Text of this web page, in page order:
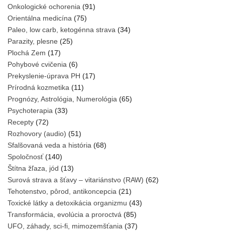
Onkologické ochorenia (91)
Orientálna medicína (75)
Paleo, low carb, ketogénna strava (34)
Parazity, plesne (25)
Plochá Zem (17)
Pohybové cvičenia (6)
Prekyslenie-úprava PH (17)
Prírodná kozmetika (11)
Prognózy, Astrológia, Numerológia (65)
Psychoterapia (33)
Recepty (72)
Rozhovory (audio) (51)
Sfalšovaná veda a história (68)
Spoločnosť(140)
Štítna žľaza, jód (13)
Surová strava a šťavy – vitariánstvo (RAW) (62)
Tehotenstvo, pôrod, antikoncepcia (21)
Toxické látky a detoxikácia organizmu (43)
Transformácia, evolúcia a proroctvá (85)
UFO, záhady, sci-fi, mimozemšťania (37)